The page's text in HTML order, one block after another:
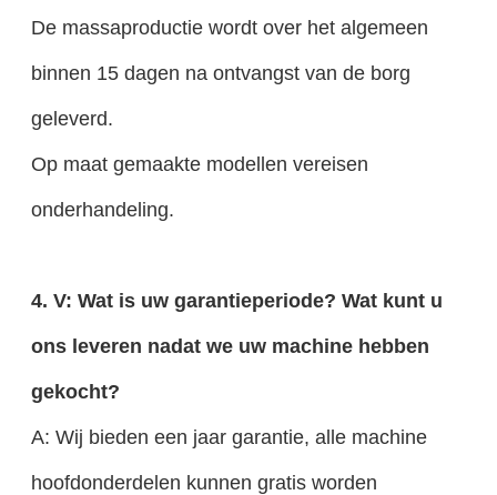
De massaproductie wordt over het algemeen
binnen 15 dagen na ontvangst van de borg
geleverd.
Op maat gemaakte modellen vereisen
onderhandeling.
4. V: Wat is uw garantieperiode? Wat kunt u
ons leveren nadat we uw machine hebben
gekocht?
A: Wij bieden een jaar garantie, alle machine
hoofdonderdelen kunnen gratis worden